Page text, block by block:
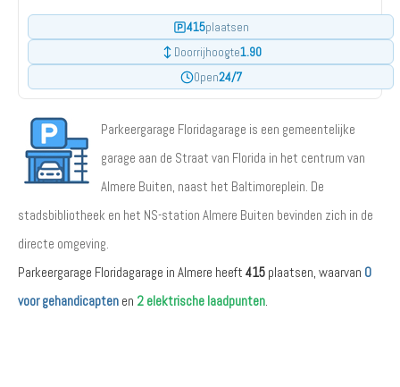
415plaatsen
Doorrijhoogte1.90
Open24/7
Parkeergarage Floridagarage is een gemeentelijke
garage aan de Straat van Florida in het centrum van
Almere Buiten, naast het Baltimoreplein. De
stadsbibliotheek en het NS-station Almere Buiten bevinden zich in de
directe omgeving.
Parkeergarage Floridagarage in Almere heeft 415 plaatsen, waarvan 0
voor gehandicapten en 2 elektrische laadpunten.